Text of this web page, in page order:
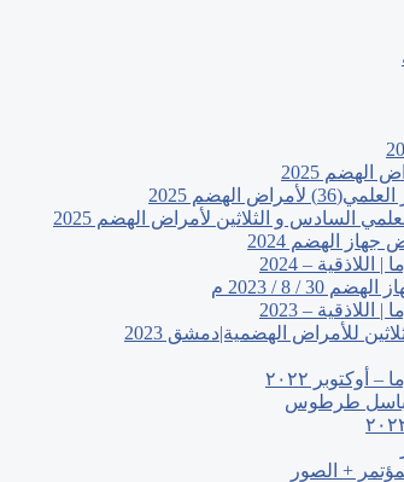
الهضم 2025
السادس و الثلاثين لأمراض الهضم 2025
– 2024
/ 8 / 2023 م
– 2023
للأمراض الهضمية|دمشق 2023
٢٠٢٢
طرطوس
+ الصور